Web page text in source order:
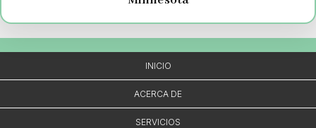
INICIO
ACERCA DE
SERVICIOS